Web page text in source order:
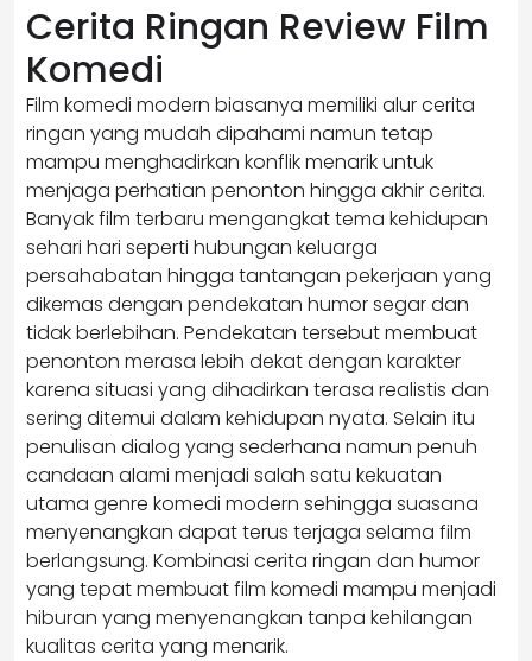
Cerita Ringan Review Film
Komedi
Film komedi modern biasanya memiliki alur cerita
ringan yang mudah dipahami namun tetap
mampu menghadirkan konflik menarik untuk
menjaga perhatian penonton hingga akhir cerita.
Banyak film terbaru mengangkat tema kehidupan
sehari hari seperti hubungan keluarga
persahabatan hingga tantangan pekerjaan yang
dikemas dengan pendekatan humor segar dan
tidak berlebihan. Pendekatan tersebut membuat
penonton merasa lebih dekat dengan karakter
karena situasi yang dihadirkan terasa realistis dan
sering ditemui dalam kehidupan nyata. Selain itu
penulisan dialog yang sederhana namun penuh
candaan alami menjadi salah satu kekuatan
utama genre komedi modern sehingga suasana
menyenangkan dapat terus terjaga selama film
berlangsung. Kombinasi cerita ringan dan humor
yang tepat membuat film komedi mampu menjadi
hiburan yang menyenangkan tanpa kehilangan
kualitas cerita yang menarik.